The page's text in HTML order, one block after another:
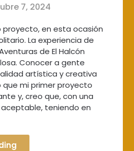
7, 2024
proyecto, en esta ocasión
La experiencia de
de El Halcón
Conocer a gente
artística y creativa
mi primer proyecto
y, creo que, con una
teniendo en